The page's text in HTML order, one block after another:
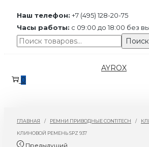
Наш телефон: +7 (495) 128-20-75
Часы работы: с 09:00 до 18:00 без
Поиск:>
Поиск
к
к
AYROX
0
ГЛАВНАЯ / РЕМНИ ПРИВОДНЫЕ CONTITECH /
КЛИНОВОЙ РЕМЕНЬ SPZ 937
Предыдущий